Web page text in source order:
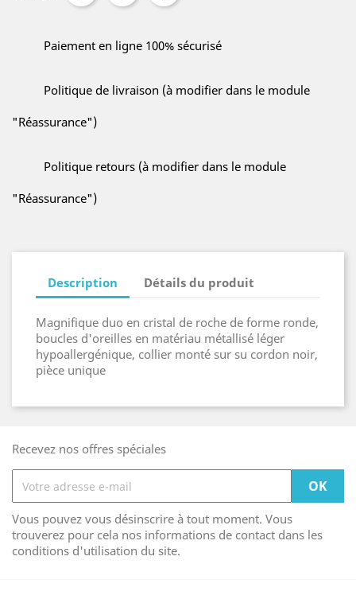
Paiement en ligne 100% sécurisé
Politique de livraison (à modifier dans le module
"Réassurance")
Politique retours (à modifier dans le module
"Réassurance")
Description Détails du produit
Magnifique duo en cristal de roche de forme ronde,
boucles d'oreilles en matériau métallisé léger
hypoallergénique, collier monté sur su cordon noir,
pièce unique
Recevez nos offres spéciales
Vous pouvez vous désinscrire à tout moment. Vous
trouverez pour cela nos informations de contact dans les
conditions d'utilisation du site.